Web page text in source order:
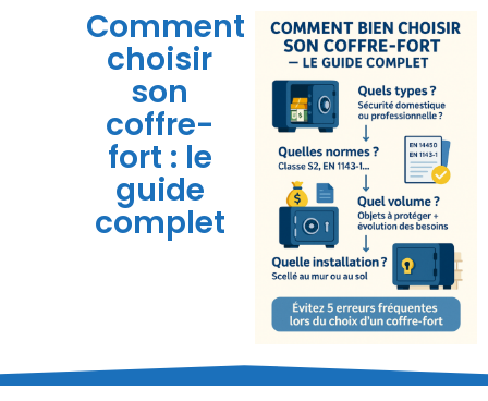
Comment
choisir
son
coffre-
fort : le
guide
complet